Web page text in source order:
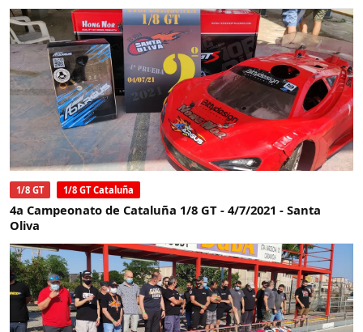
1/8 GT 1/8 GT Cataluña
4a Campeonato de Cataluña 1/8 GT - 4/7/2021 - Santa
Oliva